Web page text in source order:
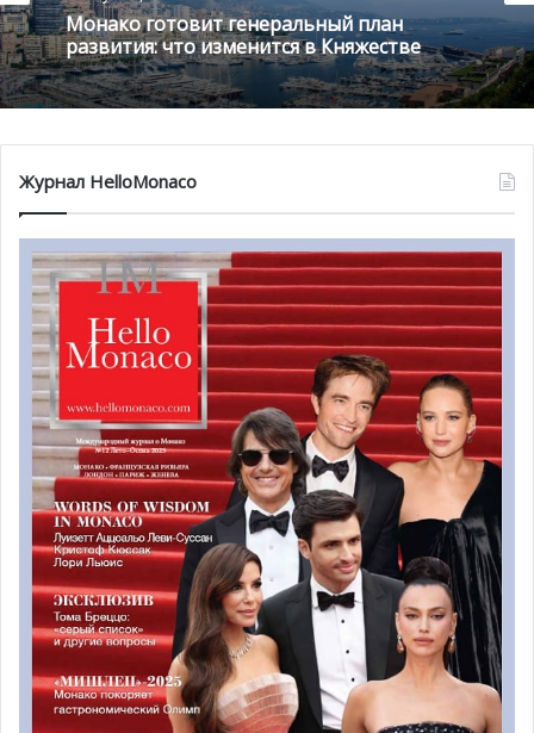
Кроме того, работа, выполненная в Кабо-Верде,
включала:
— Восстановление и запуск платформы Bottom Lander,
автономного аппарата, который раньше собирал
образцы и данные с подводной горы Senghor Seamount
на глубине 112 метров. Теперь его переместили на
территорию неподалеку от берегов острова Санта-
Лузия, где он будет собирать данные для немецкого
океанографического центра GEOMAR Helmholtz Centre
for Ocean Research Kiel, Университета Кабо-Верде и
Монако готовит генеральный план
развития: что изменится в Княжестве
Журнал HelloMonaco